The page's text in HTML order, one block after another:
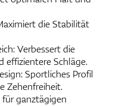
die Stabilität
Verbessert die
effizientere Schläge.
Sportliches Profil
Zehenfreiheit.
ganztägigen